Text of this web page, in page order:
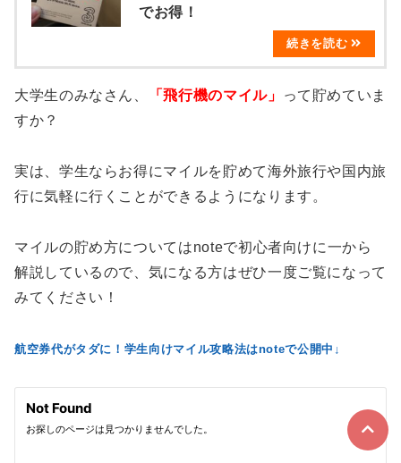
でお得！
大学生のみなさん、 「飛行機のマイル」
って貯めていま
すか？
実は、学生ならお得にマイルを貯めて海外旅行や国内旅
行に気軽に行くことができるようになります。
マイルの貯め方についてはnoteで初心者向けに一から
解説しているので、気になる方はぜひ一度ご覧になって
みてください！
航空券代がタダに！学生向けマイル攻略法はnoteで公開中↓